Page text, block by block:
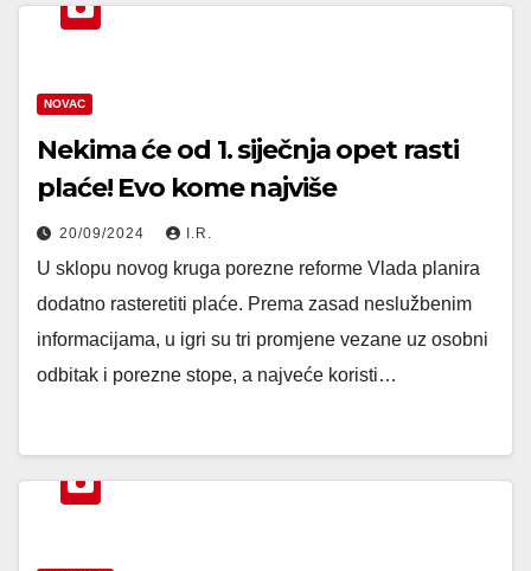
NOVAC
Nekima će od 1. siječnja opet rasti
plaće! Evo kome najviše
20/09/2024 I.R.
U sklopu novog kruga porezne reforme Vlada planira
dodatno rasteretiti plaće. Prema zasad neslužbenim
informacijama, u igri su tri promjene vezane uz osobni
odbitak i porezne stope, a najveće koristi…